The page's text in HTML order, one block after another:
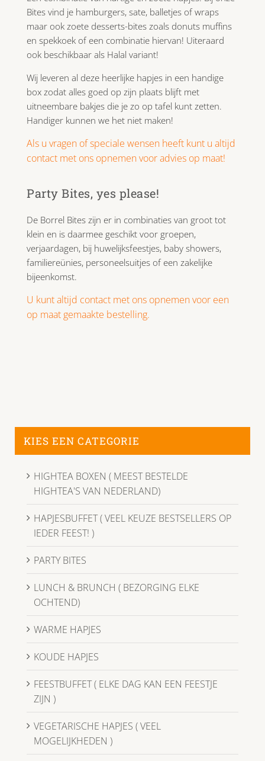
Bites vind je hamburgers, sate, balletjes of wraps
maar ook zoete desserts-bites zoals donuts muffins
en spekkoek of een combinatie hiervan! Uiteraard
ook beschikbaar als Halal variant!
Wij leveren al deze heerlijke hapjes in een handige
box zodat alles goed op zijn plaats blijft met
uitneembare bakjes die je zo op tafel kunt zetten.
Handiger kunnen we het niet maken!
Als u vragen of speciale wensen heeft kunt u altijd
contact met ons opnemen voor advies op maat!
Party Bites, yes please!
De Borrel Bites zijn er in combinaties van groot tot
klein en is daarmee geschikt voor groepen,
verjaardagen, bij huwelijksfeestjes, baby showers,
familiereünies, personeelsuitjes of een zakelijke
bijeenkomst.
U kunt altijd contact met ons opnemen voor een
op maat gemaakte bestelling.
KIES EEN CATEGORIE
HIGHTEA BOXEN ( MEEST BESTELDE
HIGHTEA'S VAN NEDERLAND)
HAPJESBUFFET ( VEEL KEUZE BESTSELLERS OP
IEDER FEEST! )
PARTY BITES
LUNCH & BRUNCH ( BEZORGING ELKE
OCHTEND)
WARME HAPJES
KOUDE HAPJES
FEESTBUFFET ( ELKE DAG KAN EEN FEESTJE
ZIJN )
VEGETARISCHE HAPJES ( VEEL
MOGELIJKHEDEN )